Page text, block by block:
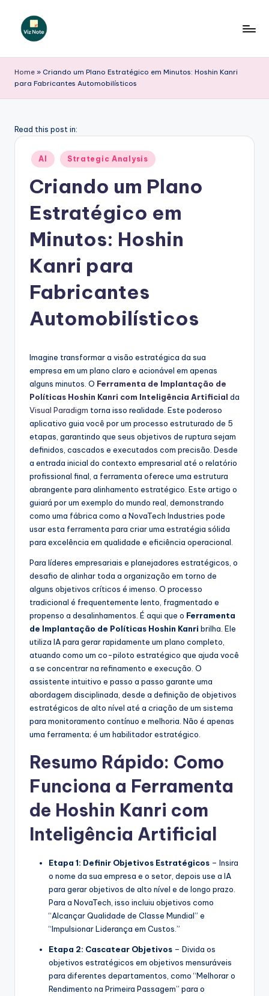
iz
N
t
A
si
&
S
w
Home » Criando um Plano Estratégico em Minutos: Hoshin Kanri
para Fabricantes Automobilísticos
Read this post in:
Posted
in
AI Strategic Analysis
Criando um Plano
Estratégico em
Minutos: Hoshin
Kanri para
Fabricantes
Automobilísticos
Imagine transformar a visão estratégica da sua
empresa em um plano claro e acionável em apenas
alguns minutos. O Ferramenta de Implantação de
Políticas Hoshin Kanri com Inteligência Artificial da
Visual Paradigm torna isso realidade. Este poderoso
aplicativo guia você por um processo estruturado de 5
etapas, garantindo que seus objetivos de ruptura sejam
definidos, cascados e executados com precisão. Desde
a entrada inicial do contexto empresarial até o relatório
profissional final, a ferramenta oferece uma estrutura
abrangente para alinhamento estratégico. Este artigo o
guiará por um exemplo do mundo real, demonstrando
como uma fábrica como a NovaTech Industries pode
usar esta ferramenta para criar uma estratégia sólida
para excelência em qualidade e eficiência operacional.
Para líderes empresariais e planejadores estratégicos, o
desafio de alinhar toda a organização em torno de
alguns objetivos críticos é imenso. O processo
tradicional é frequentemente lento, fragmentado e
propenso a desalinhamentos. É aqui que o Ferramenta
de Implantação de Políticas Hoshin Kanri brilha. Ele
utiliza IA para gerar rapidamente um plano completo,
atuando como um co-piloto estratégico que ajuda você
a se concentrar na refinamento e execução. O
assistente intuitivo e passo a passo garante uma
abordagem disciplinada, desde a definição de objetivos
estratégicos de alto nível até a criação de um sistema
para monitoramento contínuo e melhoria. Não é apenas
uma ferramenta; é um habilitador estratégico.
Resumo Rápido: Como
Funciona a Ferramenta
de Hoshin Kanri com
Inteligência Artificial
Etapa 1: Definir Objetivos Estratégicos – Insira
o nome da sua empresa e o setor, depois use a IA
para gerar objetivos de alto nível e de longo prazo.
Para a NovaTech, isso incluiu objetivos como
“Alcançar Qualidade de Classe Mundial” e
“Impulsionar Liderança em Custos.”
Etapa 2: Cascatear Objetivos – Divida os
objetivos estratégicos em objetivos mensuráveis
para diferentes departamentos, como “Melhorar o
Rendimento na Primeira Passagem” para o